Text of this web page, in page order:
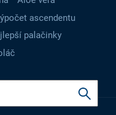
ascendentu
palačinky